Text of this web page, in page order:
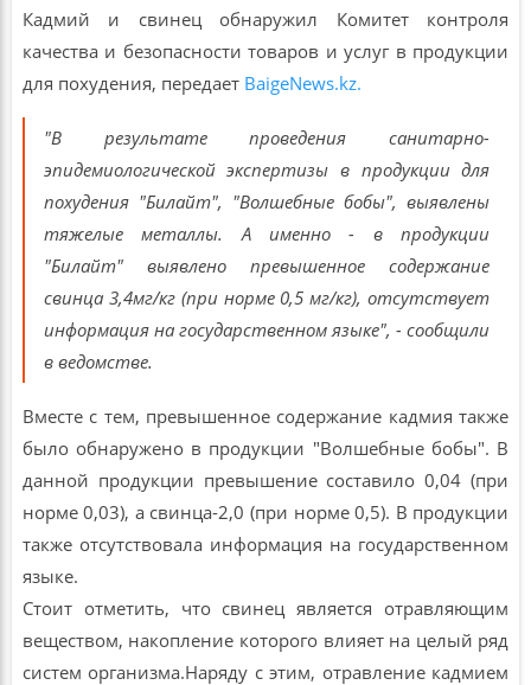
Кадмий и свинец обнаружил Комитет контроля
качества и безопасности товаров и услуг в продукции
для похудения, передает BaigeNews.kz.
"В результате проведения санитарно-
эпидемиологической экспертизы в продукции для
похудения "Билайт", "Волшебные бобы", выявлены
тяжелые металлы. А именно - в продукции
"Билайт" выявлено превышенное содержание
свинца 3,4мг/кг (при норме 0,5 мг/кг), отсутствует
информация на государственном языке", - сообщили
в ведомстве.
Вместе с тем, превышенное содержание кадмия также
было обнаружено в продукции "Волшебные бобы". В
данной продукции превышение составило 0,04 (при
норме 0,03), а свинца-2,0 (при норме 0,5). В продукции
также отсутствовала информация на государственном
языке.
Стоит отметить, что свинец является отравляющим
веществом, накопление которого влияет на целый ряд
систем организма.Наряду с этим, отравление кадмием